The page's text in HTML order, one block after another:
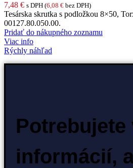
7,48 € s DPH (6,08 € bez DPH)
Tesárska skrutka s podložkou 8×50,
00127.80.050.00.
Pridať do nákupného zoznamu
Viac info
Rýchly náhľad
Potrebujete
informácií,